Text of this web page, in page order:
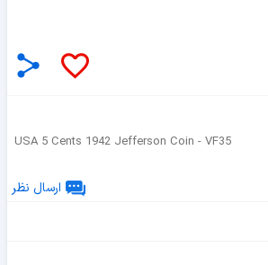
USA 5 Cents 1942 Jefferson Coin - VF35
ارسال نظر